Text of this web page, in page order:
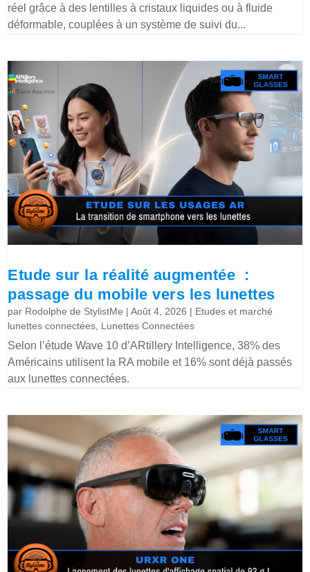
réel grâce à des lentilles à cristaux liquides ou à fluide
déformable, couplées à un système de suivi du...
Etude sur la réalité augmentée :
passage du mobile vers les lunettes
par Rodolphe de StylistMe |Août 4, 2026 | Etudes et marché
lunettes connectées, Lunettes Connectées
Selon l’étude Wave 10 d’ARtillery Intelligence, 38% des
Américains utilisent la RA mobile et 16% sont déjà passés
aux lunettes connectées.